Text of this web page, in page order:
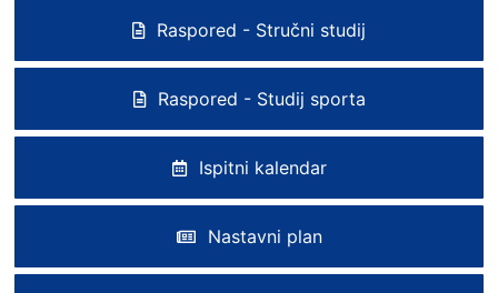
Raspored - Stručni studij
Raspored - Studij sporta
Ispitni kalendar
Nastavni plan